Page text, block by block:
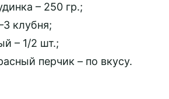
– 250 гр.;
клубня;
– 1/2 шт.;
перчик – по вкусу.